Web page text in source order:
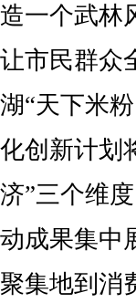
造一个武林
让市民群众
湖“天下米
化创新计划
济”三个维
动成果集中
聚集地到消